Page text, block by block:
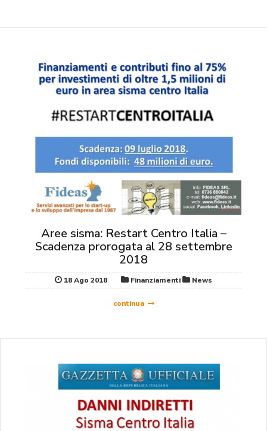
Aree sisma: Restart Centro Italia –
Scadenza prorogata al 28 settembre
2018
18 Ago 2018 Finanziamenti News
continua